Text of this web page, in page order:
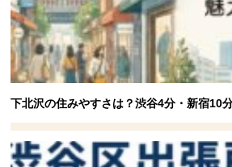
下北沢の住みやすさは？渋谷4分・新宿10